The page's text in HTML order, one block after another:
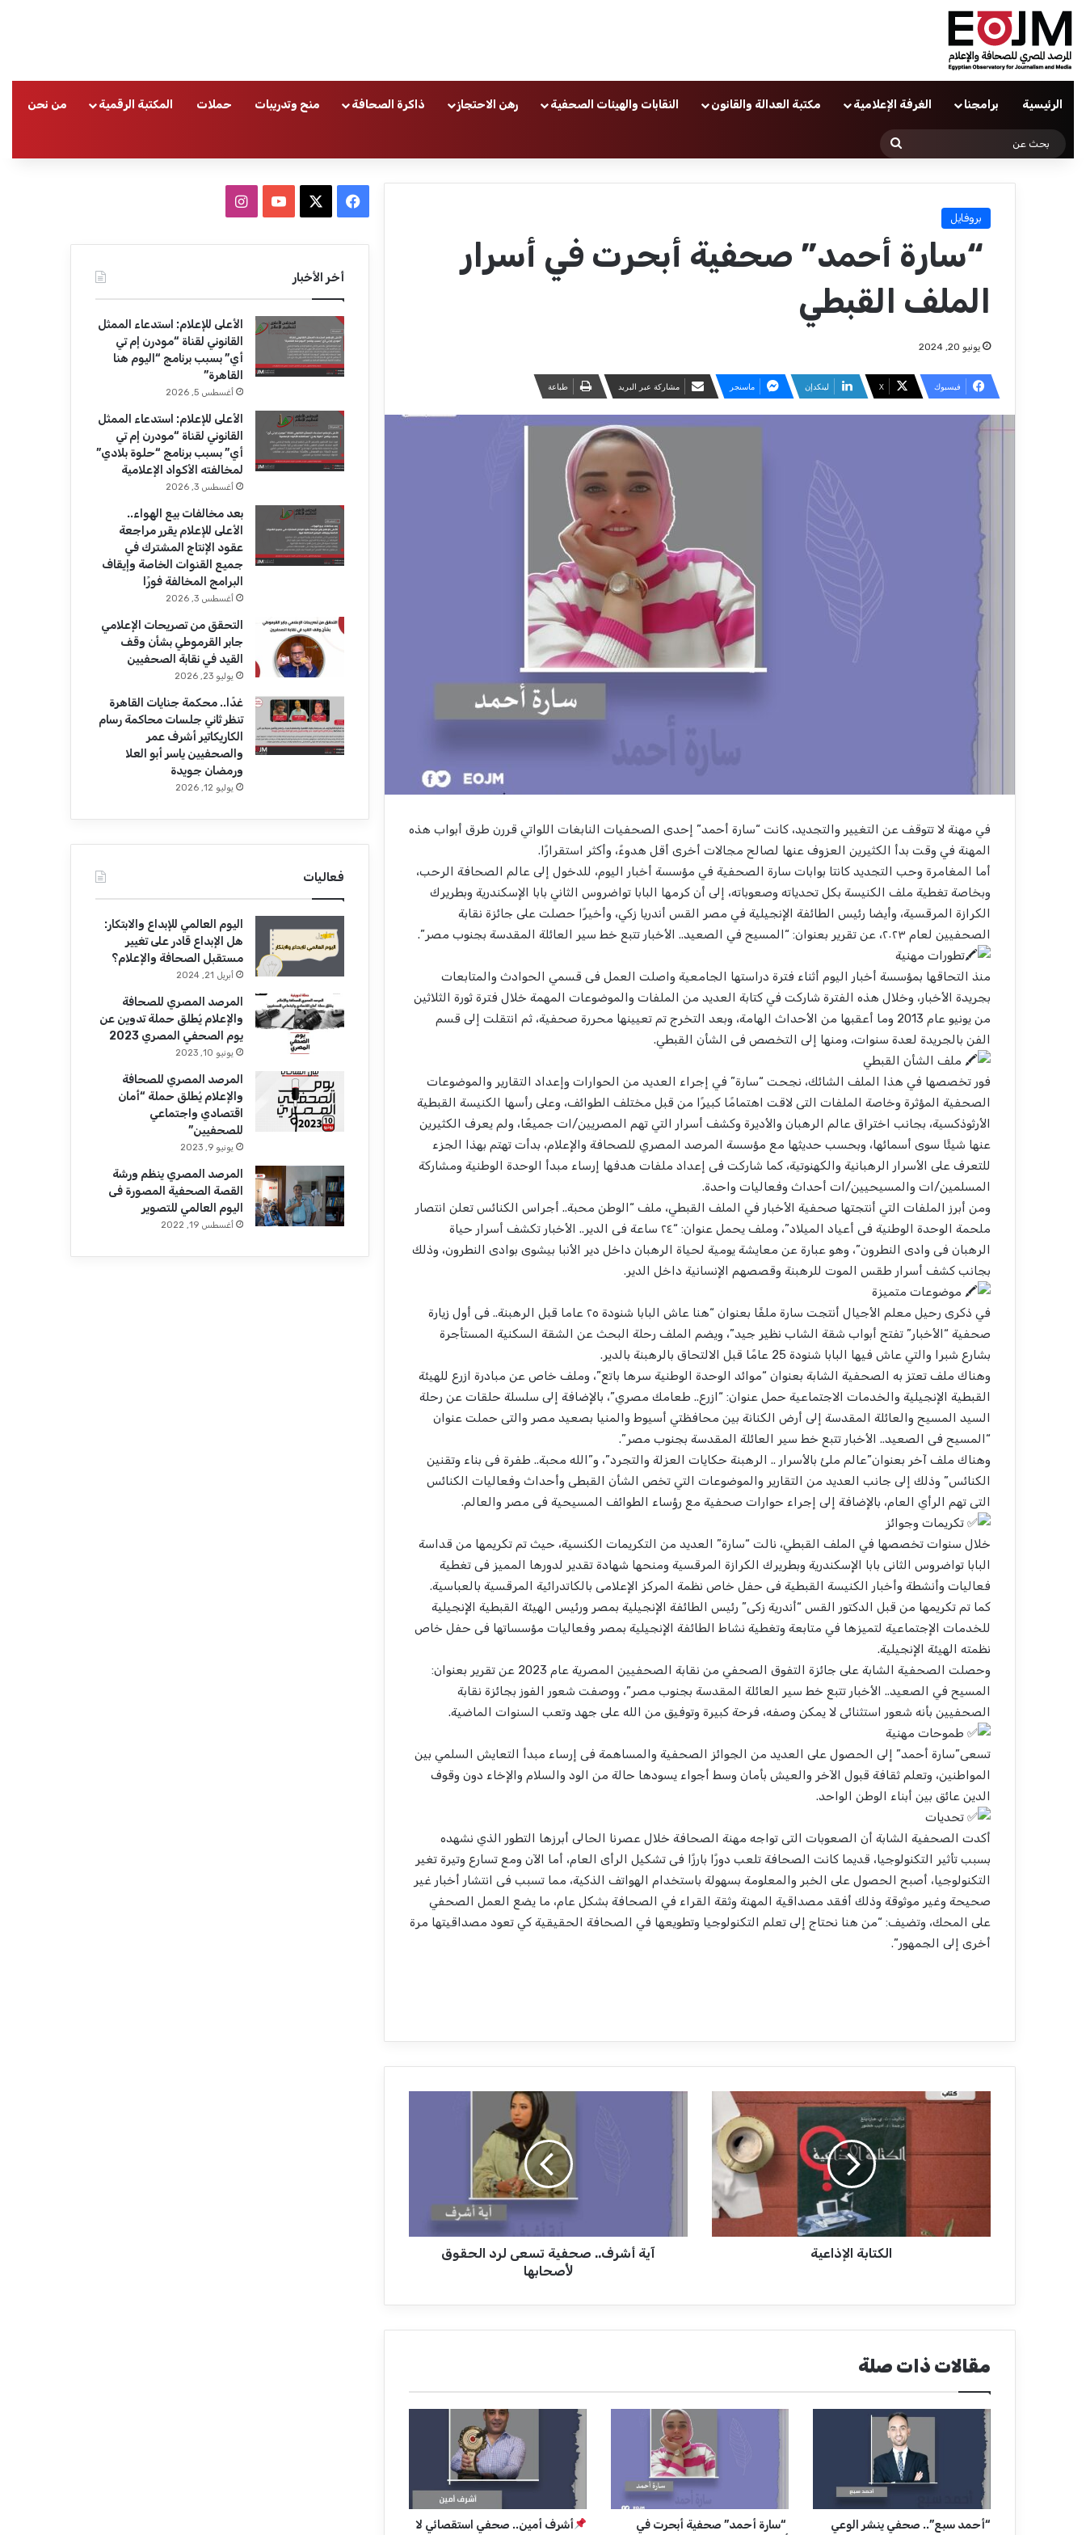
الرئيسية برامجنا الغرفة الإعلامية مكتبة العدالة والقانون النقابات والهيئات الصحفية رهن الاحتجاز ذاكرة الصحافة منح وتدريبات حملات المكتبة الرقمية من نحن
بروفايل
“سارة أحمد” صحفية أبحرت في أسرار
الملف القبطي
يونيو 20, 2024
فيسبوك ‫X لينكدإن ماسنجر مشاركة عبر البريد طباعة
في مهنة لا تتوقف عن التغيير والتجديد، كانت “سارة أحمد” إحدى الصحفيات النابغات اللواتي قررن طرق أبواب هذه
المهنة في وقت بدأ الكثيرين العزوف عنها لصالح مجالات أخرى أقل هدوءً، وأكثر استقرارًا.
أما المغامرة وحب التجديد كانتا بوابات سارة الصحفية في مؤسسة أخبار اليوم، للدخول إلى عالم الصحافة الرحب،
وبخاصة تغطية ملف الكنيسة بكل تحدياته وصعوباته، إلى أن كرمها البابا تواضروس الثاني بابا الإسكندرية وبطريرك
الكرازة المرقسية، وأيضا رئيس الطائفة الإنجيلية في مصر القس أندريا زكي، وأخيرًا حصلت على جائزة نقابة
الصحفيين لعام ٢٠٢٣، عن تقرير بعنوان: “المسيح في الصعيد.. الأخبار تتبع خط سير العائلة المقدسة بجنوب مصر”.
تطورات مهنية
منذ التحاقها بمؤسسة أخبار اليوم أثناء فترة دراستها الجامعية واصلت العمل فى قسمي الحوادث والمتابعات
بجريدة الأخبار، وخلال هذه الفترة شاركت في كتابة العديد من الملفات والموضوعات المهمة خلال فترة ثورة الثلاثين
من يونيو عام 2013 وما أعقبها من الأحداث الهامة، وبعد التخرج تم تعيينها محررة صحفية، ثم انتقلت إلى قسم
الفن بالجريدة لعدة سنوات، ومنها إلى التخصص فى الشأن القبطي.
ملف الشأن القبطي
فور تخصصها في هذا الملف الشائك، نجحت “سارة” في إجراء العديد من الحوارات وإعداد التقارير والموضوعات
الصحفية المؤثرة وخاصة الملفات التى لاقت اهتمامًا كبيرًا من قبل مختلف الطوائف، وعلى رأسها الكنيسة القبطية
الأرثوذكسية، بجانب اختراق عالم الرهبان والأديرة وكشف أسرار التي تهم المصريين/ات جميعًا، ولم يعرف الكثيرين
عنها شيئًا سوى أسمائها، وبحسب حديثها مع مؤسسة المرصد المصري للصحافة والإعلام، بدأت تهتم بهذا الجزء
للتعرف على الأسرار الرهبانية والكهنوتية، كما شاركت فى إعداد ملفات هدفها إرساء مبدأ الوحدة الوطنية ومشاركة
المسلمين/ات والمسيحيين/ات أحداث وفعاليات واحدة.
ومن أبرز الملفات التي أنتجتها صحفية الأخبار في الملف القبطي، ملف “الوطن محبة.. أجراس الكنائس تعلن انتصار
ملحمة الوحدة الوطنية فى أعياد الميلاد”، وملف يحمل عنوان: “٢٤ ساعة فى الدير.. الأخبار تكشف أسرار حياة
الرهبان فى وادى النطرون”، وهو عبارة عن معايشة يومية لحياة الرهبان داخل دير الأنبا بيشوى بوادى النطرون، وذلك
بجانب كشف أسرار طقس الموت للرهبنة وقصصهم الإنسانية داخل الدير.
موضوعات متميزة
في ذكرى رحيل معلم الأجيال أنتجت سارة ملفًا بعنوان “هنا عاش البابا شنودة ٢٥ عاما قبل الرهبنة.. فى أول زيارة
صحفية “الأخبار” تفتح أبواب شقة الشاب نظير جيد”، ويضم الملف رحلة البحث عن الشقة السكنية المستأجرة
بشارع شبرا والتي عاش فيها البابا شنودة 25 عامًا قبل الالتحاق بالرهبنة بالدير.
وهناك ملف تعتز به الصحفية الشابة بعنوان “موائد الوحدة الوطنية سرها باتع”، وملف خاص عن مبادرة ازرع للهيئة
القبطية الإنجيلية والخدمات الاجتماعية حمل عنوان: “ازرع.. طعامك مصري”، بالإضافة إلى سلسلة حلقات عن رحلة
السيد المسيح والعائلة المقدسة إلى أرض الكنانة بين محافظتي أسيوط والمنيا بصعيد مصر والتى حملت عنوان
“المسيح فى الصعيد.. الأخبار تتبع خط سير العائلة المقدسة بجنوب مصر”.
وهناك ملف آخر بعنوان”عالم ملئ بالأسرار .. الرهبنة حكايات العزلة والتجرد”، و”الله محبة.. طفرة فى بناء وتقنين
الكنائس” وذلك إلى جانب العديد من التقارير والموضوعات التي تخص الشأن القبطى وأحداث وفعاليات الكنائس
التى تهم الرأي العام، بالإضافة إلى إجراء حوارات صحفية مع رؤساء الطوائف المسيحية فى مصر والعالم.
تكريمات وجوائز
خلال سنوات تخصصها في الملف القبطي، نالت “سارة” العديد من التكريمات الكنسية، حيث تم تكريمها من قداسة
البابا تواضروس الثانى بابا الإسكندرية وبطريرك الكرازة المرقسية ومنحها شهادة تقدير لدورها المميز فى تغطية
فعاليات وأنشطة وأخبار الكنيسة القبطية فى حفل خاص نظمة المركز الإعلامى بالكاتدرائية المرقسية بالعباسية.
كما تم تكريمها من قبل الدكتور القس “أندرية زكى” رئيس الطائفة الإنجيلية بمصر ورئيس الهيئة القبطية الإنجيلية
للخدمات الإجتماعية لتميزها في متابعة وتغطية نشاط الطائفة الإنجيلية بمصر وفعاليات مؤسساتها فى حفل خاص
نظمته الهيئة الإنجيلية.
وحصلت الصحفية الشابة على جائزة التفوق الصحفي من نقابة الصحفيين المصرية عام 2023 عن تقرير بعنوان:
المسيح في الصعيد.. الأخبار تتبع خط سير العائلة المقدسة بجنوب مصر”، ووصفت شعور الفوز بجائزة نقابة
الصحفيين بأنه شعور استثنائى لا يمكن وصفه، فرحة كبيرة وتوفيق من الله على جهد وتعب السنوات الماضية.
طموحات مهنية
تسعى”سارة أحمد” إلى الحصول على العديد من الجوائز الصحفية والمساهمة فى إرساء مبدأ التعايش السلمي بين
المواطنين، وتعلم ثقافة قبول الآخر والعيش بأمان وسط أجواء يسودها حالة من الود والسلام والإخاء دون وقوف
الدين عائق بين أبناء الوطن الواحد.
تحديات
أكدت الصحفية الشابة أن الصعوبات التى تواجه مهنة الصحافة خلال عصرنا الحالى أبرزها التطور الذي نشهده
بسبب تأثير التكنولوجيا، قديما كانت الصحافة تلعب دورًا بارزًا فى تشكيل الرأى العام، أما الآن ومع تسارع وتيرة تغير
التكنولوجيا، أصبح الحصول على الخبر والمعلومة بسهولة باستخدام الهواتف الذكية، مما تسبب فى انتشار أخبار غير
صحيحة وغير موثوقة وذلك أفقد مصداقية المهنة وثقة القراء في الصحافة بشكل عام، ما يضع العمل الصحفي
على المحك، وتضيف: “من هنا نحتاج إلى تعلم التكنولوجيا وتطويعها في الصحافة الحقيقية كي تعود مصداقيتها مرة
أخرى إلى الجمهور”.
ا
ت
ل
ع
الكتابة الإذاعية
.
ي
ى
ر
د
ا
ل
ح
ق
و
آية أشرف.. صحفية تسعى لرد الحقوق
ﻷصحابها
مقالات ذات صلة
“أحمد سبع”.. صحفي ينشر الوعي
“سارة أحمد” صحفية أبحرت في
أشرف أمين.. صحفي استقصائي لا
ب
و
ك
u
T
u
e
ا
ت
ق
ر
ا
م
أخر الأخبار
الأعلى للإعلام: استدعاء الممثل
القانوني لقناة “مودرن إم تي
أي” بسبب برنامج “اليوم هنا
القاهرة”
أغسطس 5, 2026
الأعلى للإعلام: استدعاء الممثل
القانوني لقناة “مودرن إم تي
أي” بسبب برنامج “حلوة بلادي”
لمخالفته الأكواد الإعلامية
أغسطس 3, 2026
بعد مخالفات بيع الهواء..
الأعلى للإعلام يقرر مراجعة
عقود الإنتاج المشترك في
جميع القنوات الخاصة وإيقاف
البرامج المخالفة فورًا
أغسطس 3, 2026
التحقق من تصريحات الإعلامي
جابر القرموطي بشأن وقف
القيد في نقابة الصحفيين
يوليو 23, 2026
غدًا.. محكمة جنايات القاهرة
تنظر ثاني جلسات محاكمة رسام
الكاريكاتير أشرف عمر
والصحفيين ياسر أبو العلا
ورمضان جويدة
يوليو 12, 2026
فعاليات
اليوم العالمي للإبداع والابتكار:
هل الإبداع قادر على تغيير
مستقبل الصحافة والإعلام؟
أبريل 21, 2024
المرصد المصري للصحافة
والإعلام يُطلق حملة تدوين عن
يوم الصحفي المصري 2023
يونيو 10, 2023
المرصد المصري للصحافة
والإعلام يُطلق حملة “أمان
اقتصادي واجتماعي
للصحفيين”
يونيو 9, 2023
المرصد المصري ينظم ورشة
القصة الصحفية المصورة فى
اليوم العالمي للتصوير
أغسطس 19, 2022